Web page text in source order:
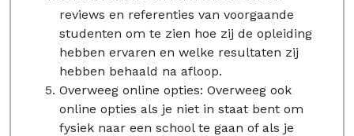
reviews en referenties van voorgaande
studenten om te zien hoe zij de opleiding
hebben ervaren en welke resultaten zij
hebben behaald na afloop.
Overweeg online opties: Overweeg ook
online opties als je niet in staat bent om
fysiek naar een school te gaan of als je